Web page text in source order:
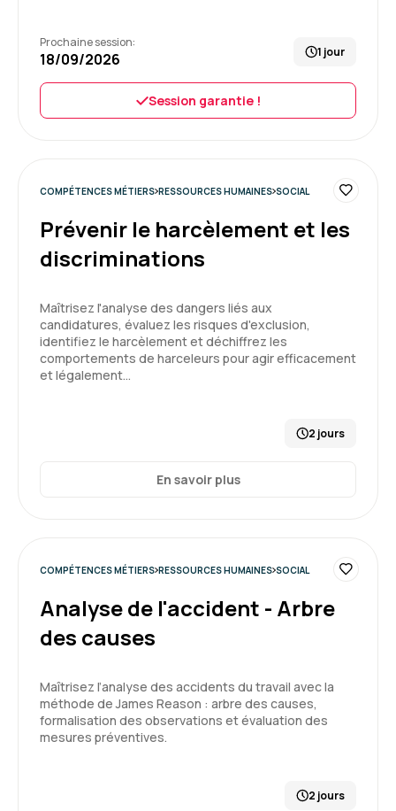
Formation : Connaître et prévenir les risques
psychosociaux
Adeline D. Le 09/07/2026
5
Formation enrichissante qui permet de voir des
situations concrètes et aide à trouver des clés
Formation : Connaître et prévenir les risques
psychosociaux
Le 05/07/2026
3
journée agréable contenu trop superficielle
psychosociaux
Alix B. Le 03/07/2026
Bon timing, support et méthode avec une belle
Formation : Connaître et prévenir les risques
Prochaine session:
18/09/2026 1 jour
Session garantie !
COMPÉTENCES MÉTIERS RESSOURCES HUMAINES SOCIAL
Prévenir le harcèlement et les
discriminations
Maîtrisez l'analyse des dangers liés aux
candidatures, évaluez les risques d'exclusion,
identifiez le harcèlement et déchiffrez les
comportements de harceleurs pour agir efficacement
et légalement…
2 jours
En savoir plus
COMPÉTENCES MÉTIERS RESSOURCES HUMAINES SOCIAL
Analyse de l'accident - Arbre
des causes
Maîtrisez l’analyse des accidents du travail avec la
méthode de James Reason : arbre des causes,
formalisation des observations et évaluation des
mesures préventives.
2 jours